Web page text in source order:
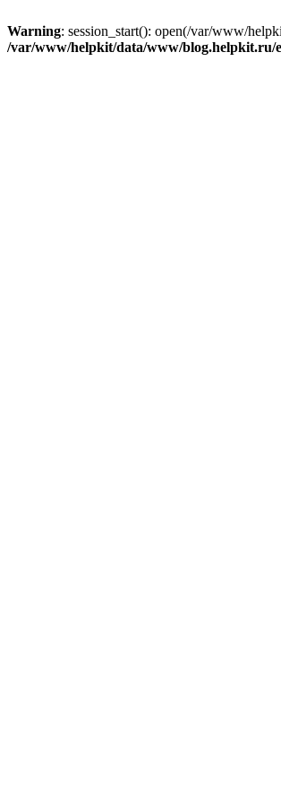
Warning: session_start(): open(/var/www/
/var/www/helpkit/data/www/blog.helpkit.ru/